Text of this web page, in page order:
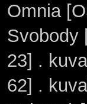
Omnia
Svobody
23] .
62] .